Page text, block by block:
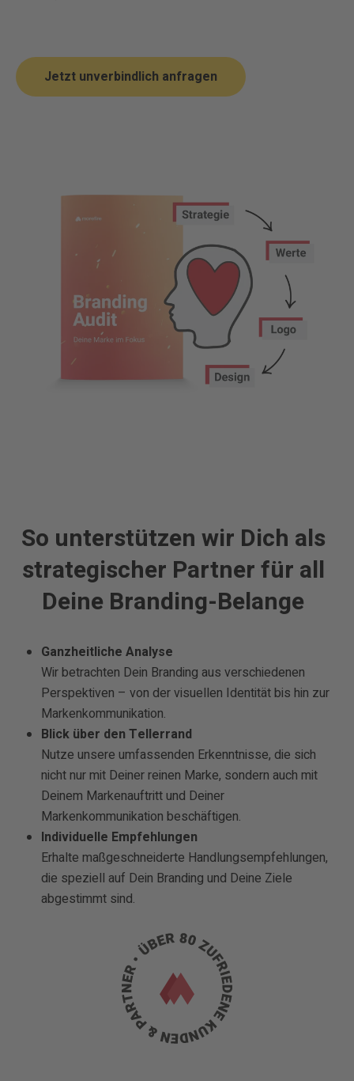
Jetzt unverbindlich anfragen
So unterstützen wir Dich als
strategischer Partner für all
Deine Branding-Belange
Ganzheitliche Analyse
Wir betrachten Dein Branding aus verschiedenen
Perspektiven – von der visuellen Identität bis hin zur
Markenkommunikation.
Blick über den Tellerrand
Nutze unsere umfassenden Erkenntnisse, die sich
nicht nur mit Deiner reinen Marke, sondern auch mit
Deinem Markenauftritt und Deiner
Markenkommunikation beschäftigen.
Individuelle Empfehlungen
Erhalte maßgeschneiderte Handlungsempfehlungen,
die speziell auf Dein Branding und Deine Ziele
abgestimmt sind.